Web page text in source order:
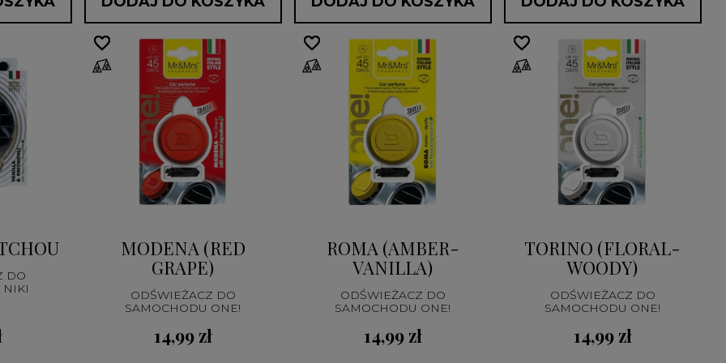
DO
NIKI
MODENA (RED
GRAPE)
ODŚWIEŻACZ DO
SAMOCHODU ONE!
14,99 zł
favorite_border
favorite_border
ROMA (AMBER-
VANILLA)
ODŚWIEŻACZ DO
SAMOCHODU ONE!
14,99 zł
favorite_border
favorite_border
TORINO (FLORAL-
WOODY)
ODŚWIEŻACZ DO
SAMOCHODU ONE!
14,99 zł
favorite_border
favorite_border